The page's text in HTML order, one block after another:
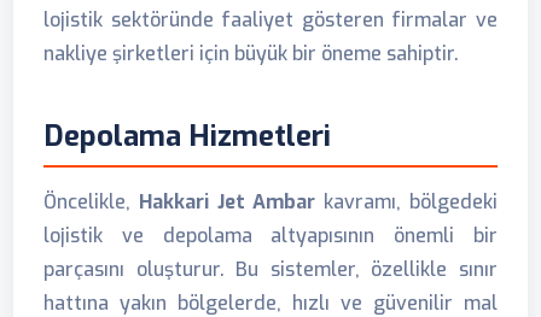
lojistik sektöründe faaliyet gösteren firmalar ve
nakliye şirketleri için büyük bir öneme sahiptir.
Depolama Hizmetleri
Öncelikle, Hakkari Jet Ambar kavramı, bölgedeki
lojistik ve depolama altyapısının önemli bir
parçasını oluşturur. Bu sistemler, özellikle sınır
hattına yakın bölgelerde, hızlı ve güvenilir mal